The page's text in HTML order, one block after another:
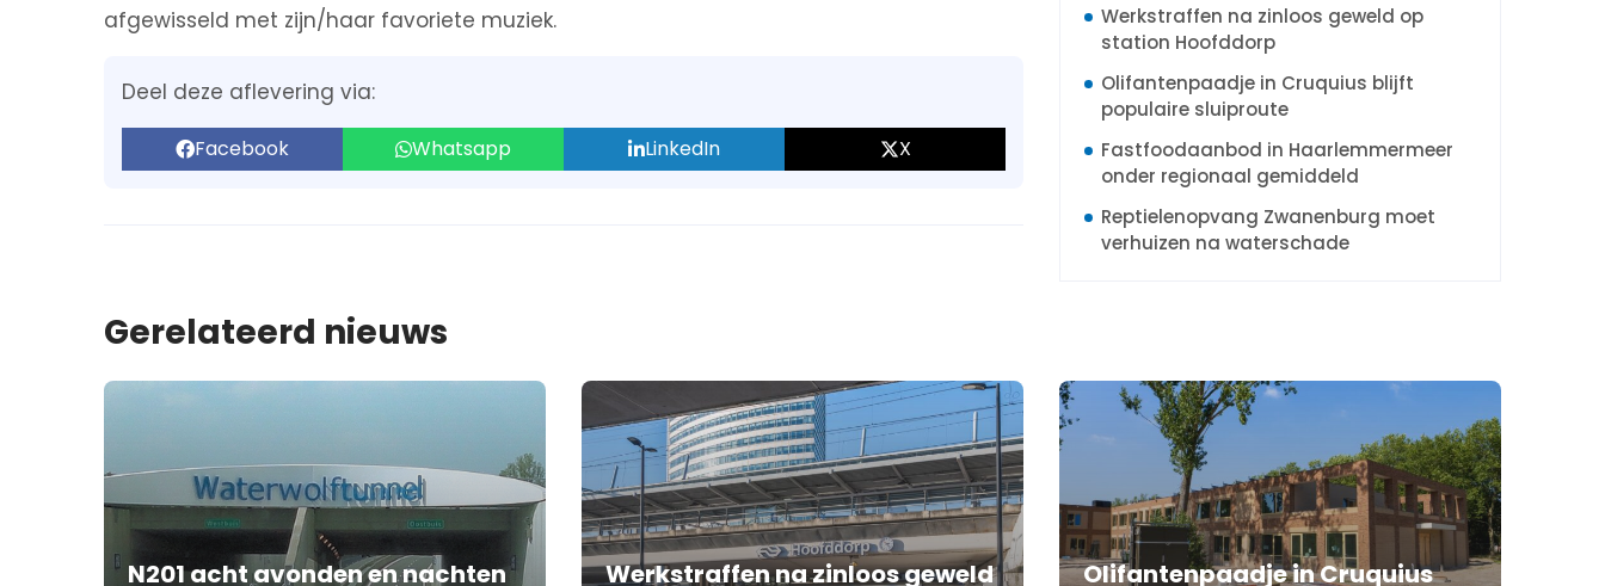
afgewisseld met zijn/haar favoriete muziek.
Deel deze aflevering via:
Facebook Whatsapp LinkedIn X
Werkstraffen na zinloos geweld op
station Hoofddorp
Olifantenpaadje in Cruquius blijft
populaire sluiproute
Fastfoodaanbod in Haarlemmermeer
onder regionaal gemiddeld
Reptielenopvang Zwanenburg moet
verhuizen na waterschade
Gerelateerd nieuws
N201 acht avonden en nachten
Werkstraffen na zinloos geweld
Olifantenpaadje in Cruquius